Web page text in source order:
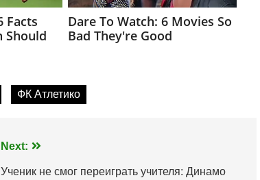
ФК Атлетико
Next:
Ученик не смог переиграть учителя: Динамо